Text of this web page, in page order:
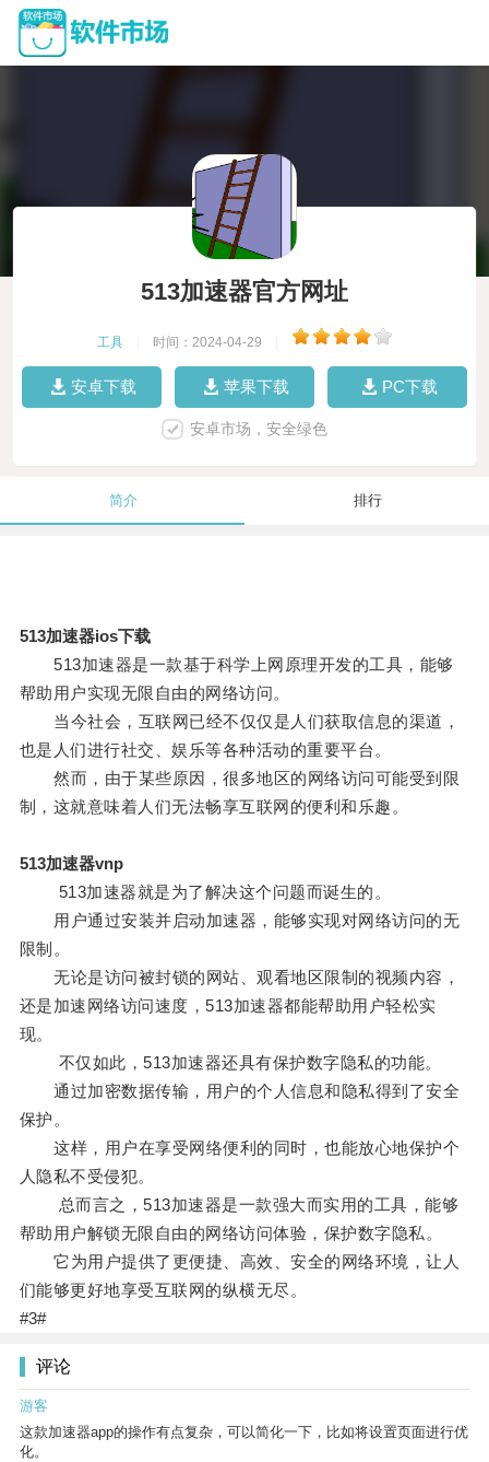
513加速器官方网址
工具 时间：2024-04-29
安卓下载 苹果下载 PC下载
安卓市场，安全绿色
简介 排行
513加速器ios下载
513加速器是一款基于科学上网原理开发的工具，能够
帮助用户实现无限自由的网络访问。
当今社会，互联网已经不仅仅是人们获取信息的渠道，
也是人们进行社交、娱乐等各种活动的重要平台。
然而，由于某些原因，很多地区的网络访问可能受到限
制，这就意味着人们无法畅享互联网的便利和乐趣。
513加速器vnp
513加速器就是为了解决这个问题而诞生的。
用户通过安装并启动加速器，能够实现对网络访问的无
限制。
无论是访问被封锁的网站、观看地区限制的视频内容，
还是加速网络访问速度，513加速器都能帮助用户轻松实
现。
不仅如此，513加速器还具有保护数字隐私的功能。
通过加密数据传输，用户的个人信息和隐私得到了安全
保护。
这样，用户在享受网络便利的同时，也能放心地保护个
人隐私不受侵犯。
总而言之，513加速器是一款强大而实用的工具，能够
帮助用户解锁无限自由的网络访问体验，保护数字隐私。
它为用户提供了更便捷、高效、安全的网络环境，让人
们能够更好地享受互联网的纵横无尽。
#3#
评论
游客
这款加速器app的操作有点复杂，可以简化一下，比如将设置页面进行优
化。